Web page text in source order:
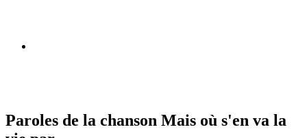
Paroles de la chanson Mais où s'en va la